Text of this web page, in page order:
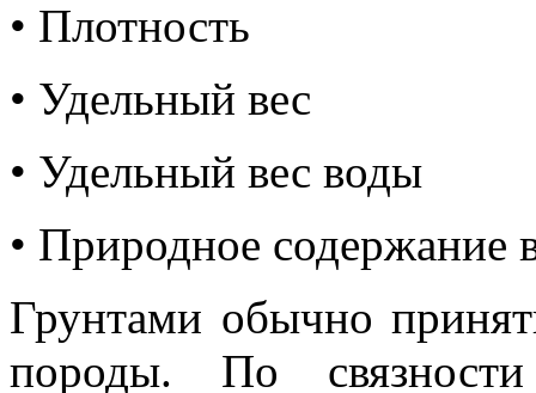
• Плотность
• Удельный вес
• Удельный вес воды
• Природное содержание
Грунтами обычно
породы. По